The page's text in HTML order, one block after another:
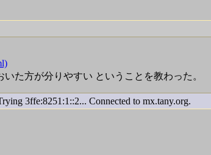
た方が分りやすい ということを教わった。
3ffe:8251:1::2... Connected to mx.tany.org.